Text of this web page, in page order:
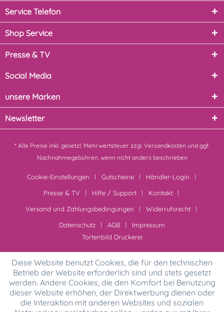
Service Telefon
Shop Service
Presse & TV
Social Media
unsere Marken
Newsletter
* Alle Preise inkl. gesetzl. Mehrwertsteuer zzgl. Versandkosten und ggf.
Nachnahmegebühren, wenn nicht anders beschrieben
Cookie-Einstellungen Gutscheine
Händler-Login
Presse & TV
Hilfe / Support
Kontakt
Versand und Zahlungsbedingungen
Widerrufsrecht
Datenschutz
AGB
Impressum
Tortenbild Druckerei
Diese Website benutzt Cookies, die für den technischen
Betrieb der Website erforderlich sind und stets gesetzt
werden. Andere Cookies, die den Komfort bei Benutzung
dieser Website erhöhen, der Direktwerbung dienen oder
die Interaktion mit anderen Websites und sozialen